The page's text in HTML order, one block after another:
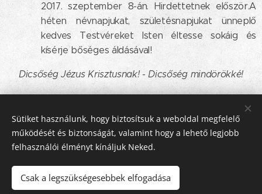
2017. szeptember 8-án. Hirdettetnek először.A
héten névnapjukat, születésnapjukat ünneplő
kedves Testvéreket Isten éltesse sokáig és
kísérje bőséges áldásával!
Dicsőség Jézus Krisztusnak! - Dicsőség mindörökké!
Share
© 2016-2026 Pécsi Görögkatolikus Parókia | 7624 Pécs, Alajos u.
Sütiket használunk, hogy biztosítsuk a weboldal megfelelő
működését és biztonságát, valamint hogy a lehető legjobb
felhasználói élményt kínáljuk Neked.
Csak a legszükségesebbek elfogadása